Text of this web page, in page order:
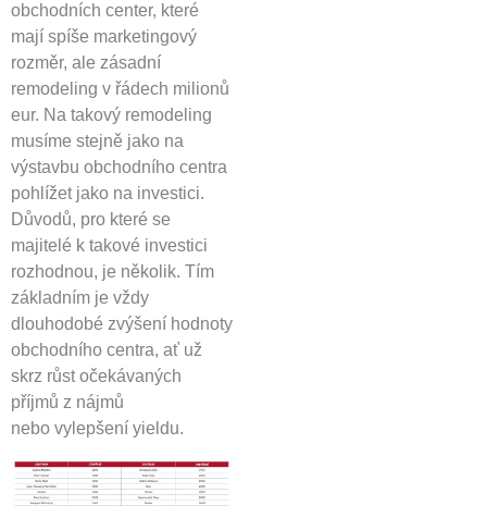
obchodních center, které
mají spíše marketingový
rozměr, ale zásadní
remodeling v řádech milionů
eur. Na takový remodeling
musíme stejně jako na
výstavbu obchodního centra
pohlížet jako na investici.
Důvodů, pro které se
majitelé k takové investici
rozhodnou, je několik. Tím
základním je vždy
dlouhodobé zvýšení hodnoty
obchodního centra, ať už
skrz růst očekávaných
příjmů z nájmů
nebo vylepšení yieldu.